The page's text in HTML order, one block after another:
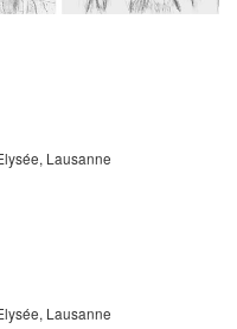
Lausanne
Lausanne